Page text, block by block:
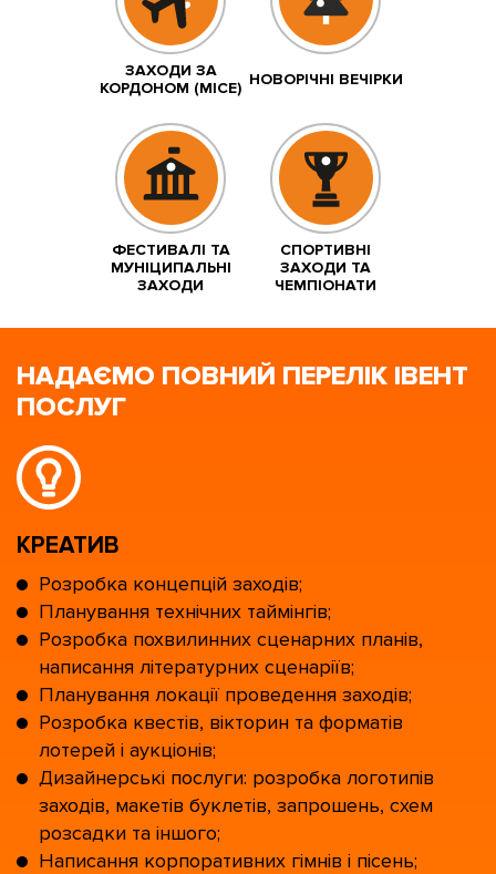
ЗАХОДИ ЗА
КОРДОНОМ (MICE) НОВОРІЧНІ ВЕЧІРКИ
ФЕСТИВАЛІ ТА
МУНІЦИПАЛЬНІ
ЗАХОДИ
СПОРТИВНІ
ЗАХОДИ ТА
ЧЕМПІОНАТИ
НАДАЄМО ПОВНИЙ ПЕРЕЛІК ІВЕНТ
ПОСЛУГ
КРЕАТИВ
Розробка концепцій заходів;
Планування технічних таймінгів;
Розробка похвилинних сценарних планів,
написання літературних сценаріїв;
Планування локації проведення заходів;
Розробка квестів, вікторин та форматів
лотерей і аукціонів;
Дизайнерські послуги: розробка логотипів
заходів, макетів буклетів, запрошень, схем
розсадки та іншого;
Написання корпоративних гімнів і пісень;